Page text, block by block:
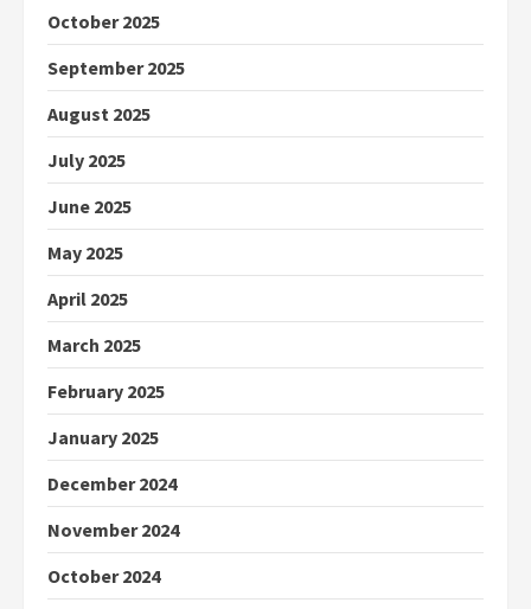
October 2025
September 2025
August 2025
July 2025
June 2025
May 2025
April 2025
March 2025
February 2025
January 2025
December 2024
November 2024
October 2024